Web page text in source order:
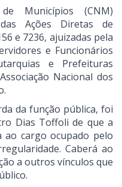
Municípios (CNM)
Ações Diretas de
e 7236, ajuizadas pela
e Funcionários
e Prefeituras
Nacional dos
da função pública, foi
Dias Toffoli de que a
ao cargo ocupado pelo
Caberá ao
a outros vínculos que